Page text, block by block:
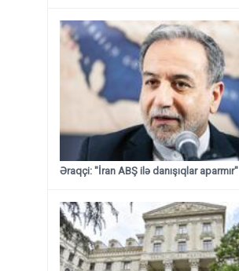
Əraqçi: "İran ABŞ ilə danışıqlar aparmır"